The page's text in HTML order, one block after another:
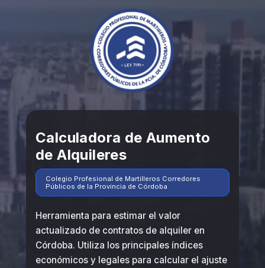
Calculadora de Aumento
de Alquileres
Colegio Profesional de Martilleros Corredores
Públicos de la Provincia de Córdoba
Herramienta para estimar el valor
actualizado de contratos de alquiler en
Córdoba. Utiliza los principales índices
económicos y legales para calcular el ajuste